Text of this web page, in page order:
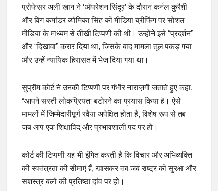
प्रोफेसर अली खान ने ‘ऑपरेशन सिंदूर’ के दौरान कर्नल कुरैशी
और विंग कमांडर व्योमिका सिंह की मीडिया ब्रीफिंग पर सोशल
मीडिया के माध्यम से तीखी टिप्पणी की थी। उन्होंने इसे “प्रदर्शन”
और “दिखावा” करार दिया था, जिसके बाद मामला तूल पकड़ गया
और उन्हें न्यायिक हिरासत में भेज दिया गया था।
सुप्रीम कोर्ट ने उनकी टिप्पणी पर गंभीर नाराज़गी जताते हुए कहा,
“आपने सस्ती लोकप्रियता बटोरने का प्रयास किया है। ऐसे
मामलों में जिम्मेदारीपूर्ण रवैया अपेक्षित होता है, विशेष रूप से तब
जब आप एक शिक्षाविद् और प्रभावशाली पद पर हों।
कोर्ट की टिप्पणी यह भी इंगित करती है कि विचार और अभिव्यक्ति
की स्वतंत्रता की सीमाएं हैं, खासकर तब जब राष्ट्र की सुरक्षा और
सशस्त्र बलों की प्रतिष्ठा दांव पर हो।